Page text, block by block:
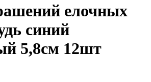
елочных
синий
5,8см 12шт